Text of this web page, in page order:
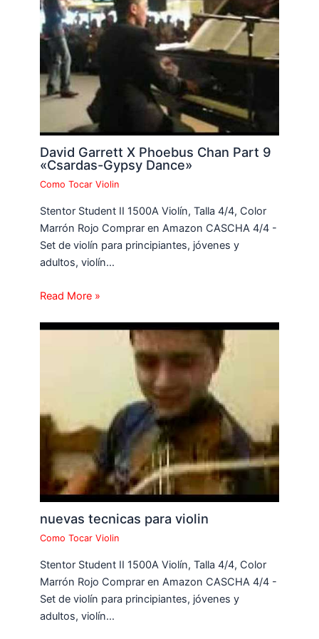
David Garrett X Phoebus Chan Part 9
«Csardas-Gypsy Dance»
Como Tocar Violin
Stentor Student II 1500A Violín, Talla 4/4, Color
Marrón Rojo Comprar en Amazon CASCHA 4/4 -
Set de violín para principiantes, jóvenes y
adultos, violín…
Read More »
nuevas tecnicas para violin
Como Tocar Violin
Stentor Student II 1500A Violín, Talla 4/4, Color
Marrón Rojo Comprar en Amazon CASCHA 4/4 -
Set de violín para principiantes, jóvenes y
adultos, violín…